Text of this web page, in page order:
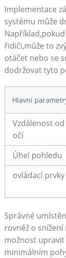
Implementace
systému může
řidiči,může to
otáčet nebo se
dodržovat tyto
Hlavní
Vzdálenost od
očí
Úhel pohledu
ovládací prvky
Správné
rovněž o
možnost
minimálním